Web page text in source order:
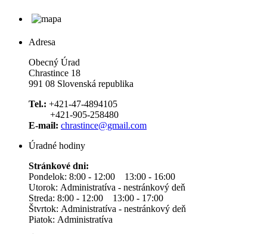
Adresa
Obecný Úrad
Chrastince 18
991 08 Slovenská republika
Tel.: +421-47-4894105
+421-905-258480
E-mail: chrastince@gmail.com
Úradné hodiny
Stránkové dni:
Pondelok: 8:00 - 12:00 13:00 - 16:00
Utorok: Administratíva - nestránkový deň
Streda: 8:00 - 12:00 13:00 - 17:00
Štvrtok: Administratíva - nestránkový deň
Piatok: Administratíva